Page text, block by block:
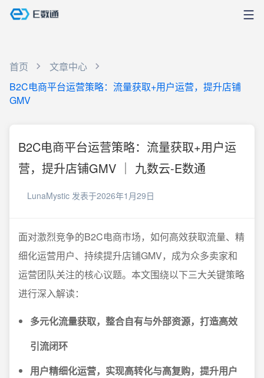
首页
文章中心
B2C电商平台运营策略：流量获取+用户运营，提升店铺
GMV
B2C电商平台运营策略：流量获取+用户运
营，提升店铺GMV ｜ 九数云-E数通
LunaMystic 发表于2026年1月29日
面对激烈竞争的B2C电商市场，如何高效获取流量、精
细化运营用户、持续提升店铺GMV，成为众多卖家和
运营团队关注的核心议题。本文围绕以下三大关键策略
进行深入解读：
多元化流量获取，整合自有与外部资源，打造高效
引流闭环
用户精细化运营，实现高转化与高复购，提升用户